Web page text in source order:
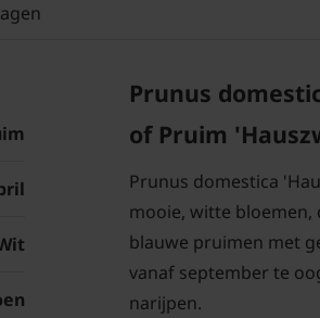
Prunus
of Pruim
Prunus domestica
mooie, witte
blauwe pruimen met
vanaf september te
narijpen.